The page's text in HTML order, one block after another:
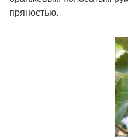
пряностью.